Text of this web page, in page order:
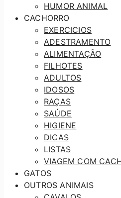
HUMOR ANIMAL
CACHORRO
EXERCICIOS
ADESTRAMENTO
ALIMENTAÇÃO
FILHOTES
ADULTOS
IDOSOS
RAÇAS
SAÚDE
HIGIENE
DICAS
LISTAS
VIAGEM COM
GATOS
OUTROS ANIMAIS